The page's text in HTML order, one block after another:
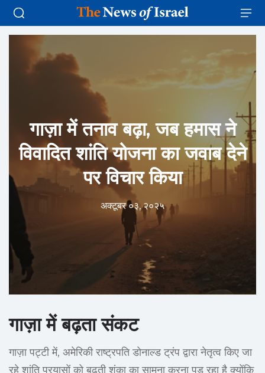
गाज़ा में तनाव बढ़ा, जब हमास ने
विवादित शांति योजना का जवाब देने
पर विचार किया
अक्टूबर ०३, २०२५
गाज़ा में बढ़ता संकट
गाज़ा पट्टी में, अमेरिकी राष्ट्रपति डोनाल्ड ट्रंप द्वारा नेतृत्व किए जा
रहे शांति प्रयासों को बढ़ती शंका का सामना करना पड़ रहा है क्योंकि